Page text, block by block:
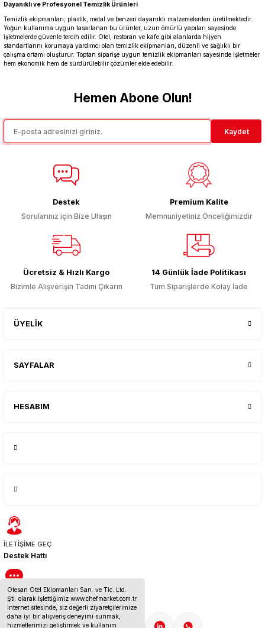
Otesan Otel Ekipmanları San. ve Tic. Ltd.
Şti. olarak işlettiğimiz www.chefmarket.com.tr
internet sitesinde, siz değerli ziyaretçilerimize
daha iyi bir alışveriş deneyimi sunmak,
hizmetlerimizi geliştirmek ve kullanım
Dayanıklı ve Profesyonel Temizlik Ürünleri
Temizlik ekipmanları; plastik, metal ve benzeri dayanıklı malzemelerden üretilmektedir.
Yoğun kullanıma uygun tasarlanan bu ürünler, uzun ömürlü yapıları sayesinde
işletmelerde güvenle tercih edilir. Otel, restoran ve kafe gibi alanlarda hijyen
standartlarını korumaya yardımcı olan temizlik ekipmanları, düzenli ve sağlıklı bir
çalışma ortamı oluşturur. Toptan siparişe uygun temizlik ekipmanları sayesinde işletmeler
hem ekonomik hem de sürdürülebilir çözümler elde edebilir.
Hemen Abone Olun!
Kaydet
Destek
Sorularınız için Bize Ulaşın
Premium Kalite
Memnuniyetiniz Önceliğimizdir
Ücretsiz & Hızlı Kargo
Bizimle Alışverişin Tadını Çıkarın
14 Günlük İade Politikası
Tüm Siparişlerde Kolay İade
ÜYELİK
SAYFALAR
HESABIM
İLETİŞİME GEÇ
Destek Hattı
BİZE ULAŞIN
İletişim Bilgileri